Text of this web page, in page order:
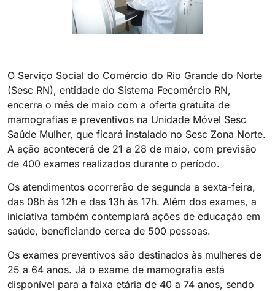
O Serviço Social do Comércio do Rio Grande do Norte
(Sesc RN), entidade do Sistema Fecomércio RN,
encerra o mês de maio com a oferta gratuita de
mamografias e preventivos na Unidade Móvel Sesc
Saúde Mulher, que ficará instalado no Sesc Zona Norte.
A ação acontecerá de 21 a 28 de maio, com previsão
de 400 exames realizados durante o período.
Os atendimentos ocorrerão de segunda a sexta-feira,
das 08h às 12h e das 13h às 17h. Além dos exames, a
iniciativa também contemplará ações de educação em
saúde, beneficiando cerca de 500 pessoas.
Os exames preventivos são destinados às mulheres de
25 a 64 anos. Já o exame de mamografia está
disponível para a faixa etária de 40 a 74 anos, sendo